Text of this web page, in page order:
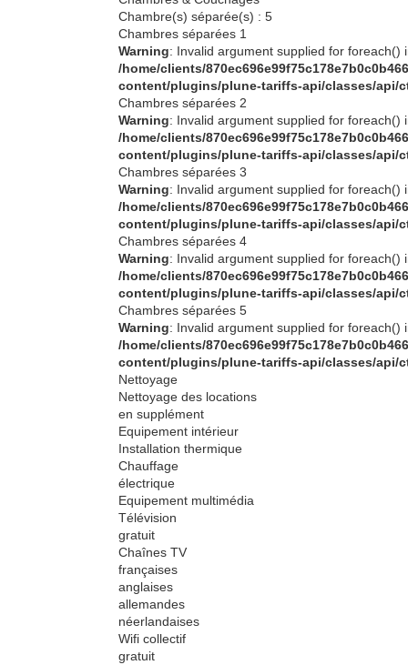
Chambre(s) séparée(s) : 5
Chambres séparées 1
Warning: Invalid argument supplied for foreach()
/home/clients/
content/plugins/plune-tariffs-api/classes/api/
Chambres séparées 2
Warning: Invalid argument supplied for foreach()
/home/clients/
content/plugins/plune-tariffs-api/classes/api/
Chambres séparées 3
Warning: Invalid argument supplied for foreach()
/home/clients/
content/plugins/plune-tariffs-api/classes/api/
Chambres séparées 4
Warning: Invalid argument supplied for foreach()
/home/clients/
content/plugins/plune-tariffs-api/classes/api/
Chambres séparées 5
Warning: Invalid argument supplied for foreach()
/home/clients/
content/plugins/plune-tariffs-api/classes/api/
Nettoyage
Nettoyage des locations
en supplément
Equipement intérieur
Installation thermique
Chauffage
électrique
Equipement multimédia
Télévision
gratuit
Chaînes TV
françaises
anglaises
allemandes
néerlandaises
Wifi collectif
gratuit